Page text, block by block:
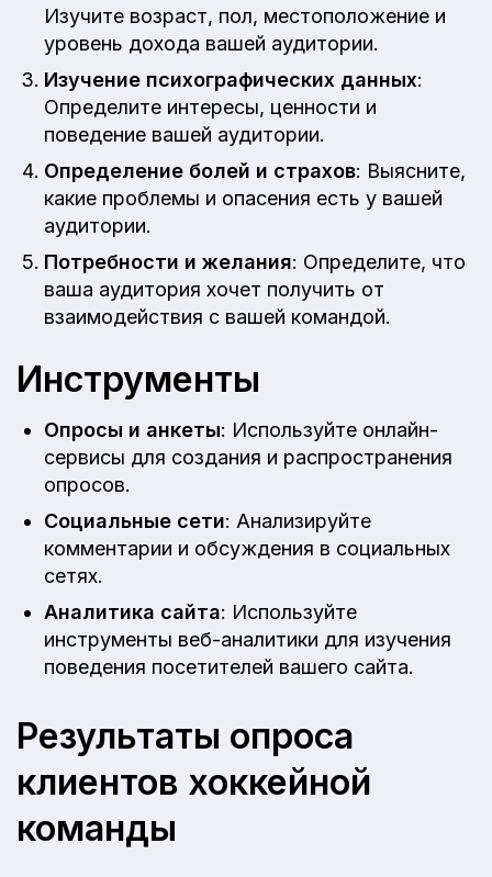
Изучите возраст, пол, местоположение и
уровень дохода вашей аудитории.
Изучение психографических данных:
Определите интересы, ценности и
поведение вашей аудитории.
Определение болей и страхов: Выясните,
какие проблемы и опасения есть у вашей
аудитории.
Потребности и желания: Определите, что
ваша аудитория хочет получить от
взаимодействия с вашей командой.
Инструменты
Опросы и анкеты: Используйте онлайн-
сервисы для создания и распространения
опросов.
Социальные сети: Анализируйте
комментарии и обсуждения в социальных
сетях.
Аналитика сайта: Используйте
инструменты веб-аналитики для изучения
поведения посетителей вашего сайта.
Результаты опроса
клиентов хоккейной
команды